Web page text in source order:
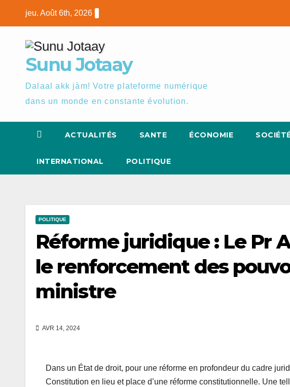
jeu. Août 6th, 2026
Sunu Jotaay
Dalaal akk jàm! Votre plateforme numérique
dans un monde en constante évolution.
ACTUALITÉS SANTE ÉCONOMIE
INTERNATIONAL POLITIQUE
POLITIQUE
Réforme juridique : Le Pr
le renforcement des
ministre
AVR 14, 2024
Dans un État de droit, pour une réforme en profondeur du cadre
Constitution en lieu et place d’une réforme constitutionnelle. Une